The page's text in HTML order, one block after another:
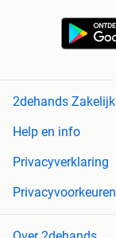
2dehands Zakelijk
Help en info
Privacyverklaring
Privacyvoorkeuren